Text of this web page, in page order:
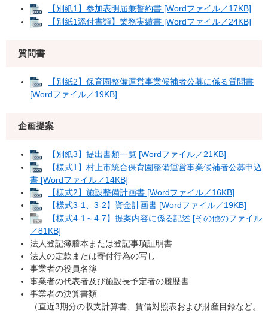
【別紙1】参加表明届兼誓約書 [Wordファイル／17KB]
【別紙1添付書類】業務実績書 [Wordファイル／24KB]
質問書
【別紙2】保育園整備運営事業候補者公募に係る質問書
[Wordファイル／19KB]
企画提案
【別紙3】提出書類一覧 [Wordファイル／21KB]
【様式1】村上市統合保育園整備運営事業候補者公募申込
書 [Wordファイル／14KB]
【様式2】施設整備計画書 [Wordファイル／16KB]
【様式3-1、3-2】資金計画書 [Wordファイル／19KB]
【様式4-1～4-7】提案内容に係る記述 [その他のファイル
／81KB]
法人登記簿謄本または登記事項証明書
法人の定款または寄付行為の写し
事業者の役員名簿
事業者の代表者及び施設長予定者の履歴書
事業者の決算書類
（直近3期分の収支計算書、賃借対照表および財産目録など。